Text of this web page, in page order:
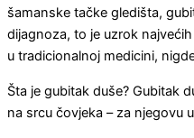
šamanske tačke gledišta,
dijagnoza, to je uzrok
u tradicionalnoj medicini,
Šta je gubitak duše? Gubitak
na srcu čovjeka – za njegovu